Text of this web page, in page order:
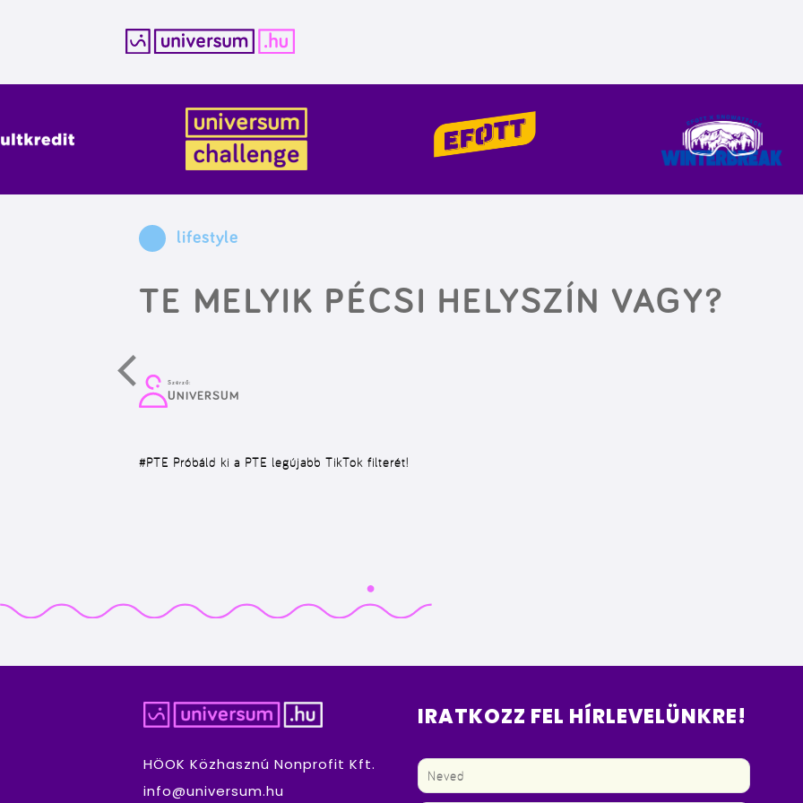
lifestyle
TE MELYIK PÉCSI HELYSZÍN VAGY?
Szerző:
UNIVERSUM
#PTE Próbáld ki a PTE legújabb TikTok filterét!
HÖOK Közhasznú Nonprofit Kft.
info@universum.hu
IRATKOZZ FEL HÍRLEVELÜNKRE!